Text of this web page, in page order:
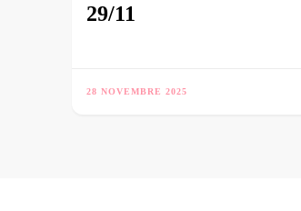
29/11
28 NOVEMBRE 2025